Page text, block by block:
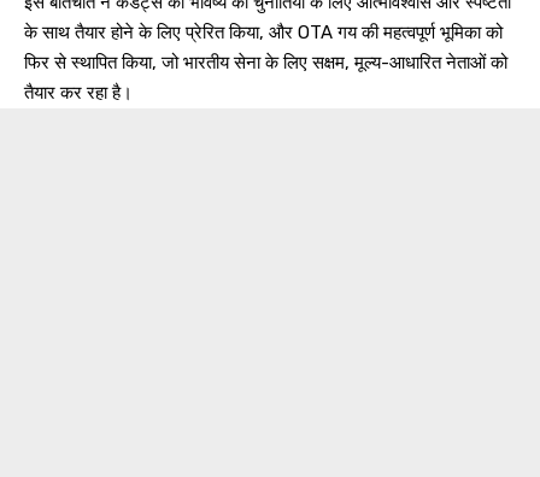
के साथ तैयार होने के लिए प्रेरित किया, और OTA गय की महत्वपूर्ण भूमिका को
फिर से स्थापित किया, जो भारतीय सेना के लिए सक्षम, मूल्य-आधारित नेताओं को
तैयार कर रहा है।